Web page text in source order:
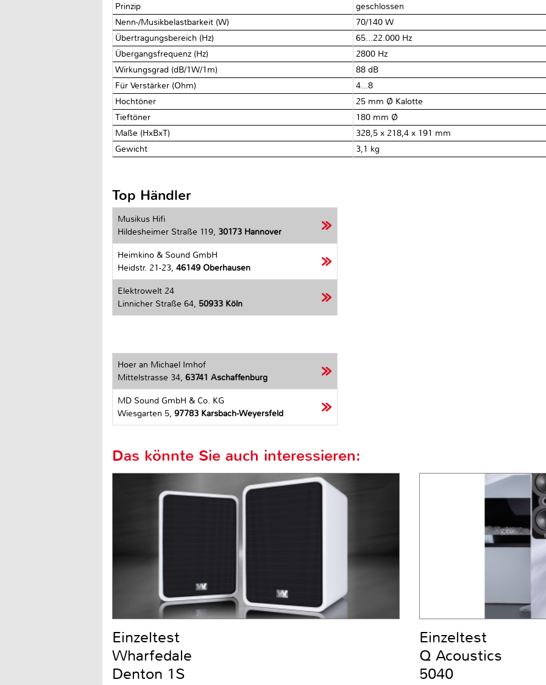
Prinzip
geschlossen
Nenn-/Musikbelastbarkeit (W)
70/140 W
Übertragungsbereich (Hz)
65...22.000 Hz
Übergangsfrequenz (Hz)
2800 Hz
Wirkungsgrad (dB/1W/1m)
88 dB
Für Verstärker (Ohm)
4...8
Hochtöner
25 mm Ø Kalotte
Tieftöner
180 mm Ø
Maße (HxBxT)
328,5 x 218,4 x 191 mm
Gewicht
3,1 kg
Top Händler
Musikus Hifi
Hildesheimer Straße 119, 30173 Hannover
Heimkino & Sound GmbH
Heidstr. 21-23, 46149 Oberhausen
Elektrowelt 24
Linnicher Straße 64, 50933 Köln
Hoer an Michael Imhof
Mittelstrasse 34, 63741 Aschaffenburg
MD Sound GmbH & Co. KG
Wiesgarten 5, 97783 Karsbach-Weyersfeld
Das könnte Sie auch interessieren:
Einzeltest
Wharfedale
Denton 1S
Einzeltest
Q Acoustics
5040